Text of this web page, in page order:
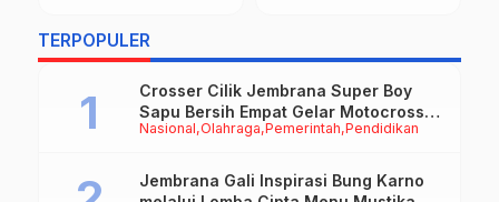
TERPOPULER
Nasional Olahraga Pemerintah Pendidikan
Crosser Cilik Jembrana Super Boy
Sapu Bersih Empat Gelar Motocross
50cc
Jembrana Gali Inspirasi Bung Karno